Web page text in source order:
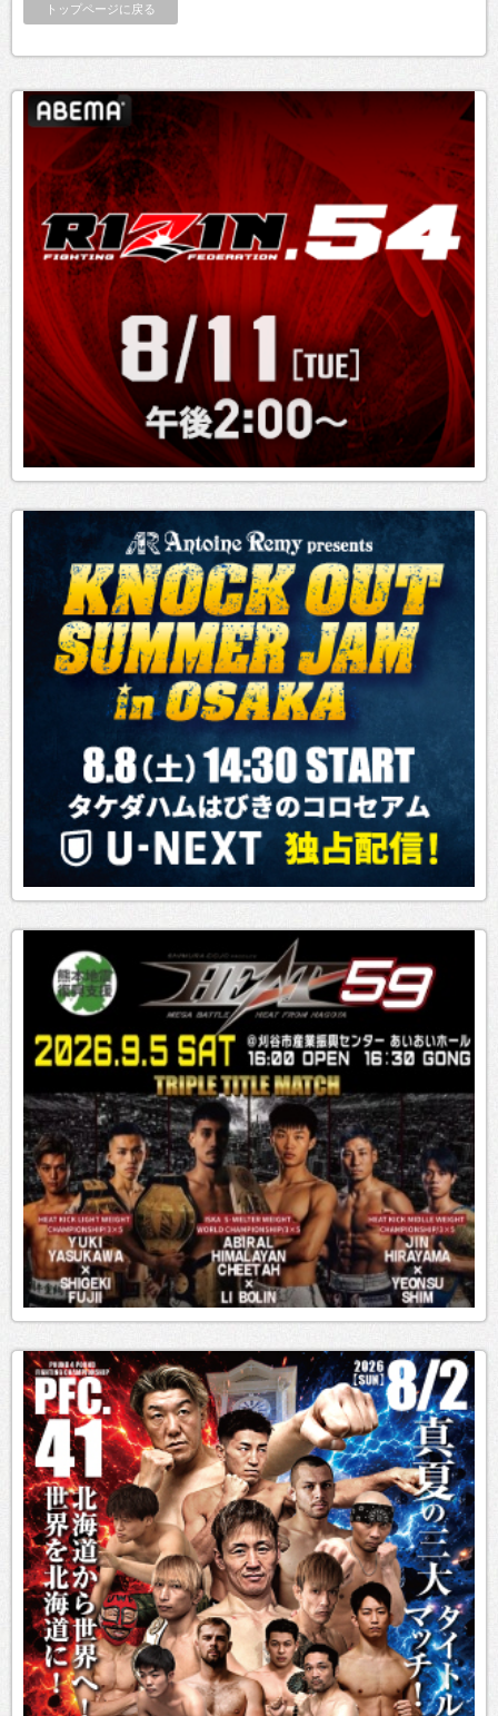
トップページに戻る